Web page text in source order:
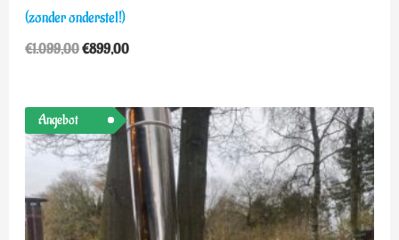
(zonder onderstel!)
€1.099,00€899,00
Angebot
Ursprünglicher
Preis
war:
€1.499,00
Aktueller
Preis
ist:
€1.199,00.